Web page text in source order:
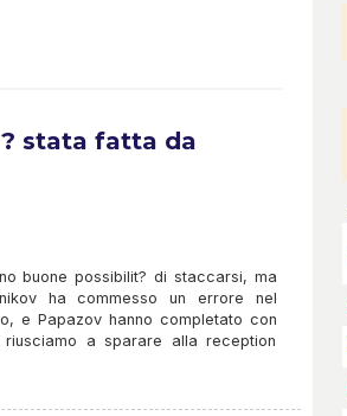
stata fatta da
buone possibilit? di staccarsi, ma
ha commesso un errore nel
e Papazov hanno completato con
a sparare alla reception